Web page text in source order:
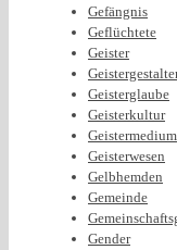
Gefängnis
Geflüchtete
Geister
Geisterglaube
Geisterkultur
Geistermedium
Geisterwesen
Gelbhemden
Gemeinde
Gender